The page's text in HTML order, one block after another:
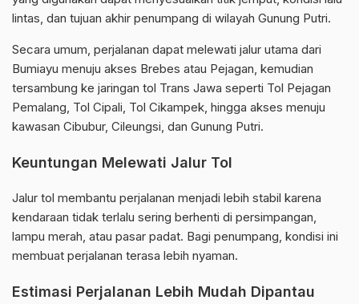
lintas, dan tujuan akhir penumpang di wilayah Gunung Putri.
Secara umum, perjalanan dapat melewati jalur utama dari
Bumiayu menuju akses Brebes atau Pejagan, kemudian
tersambung ke jaringan tol Trans Jawa seperti Tol Pejagan
Pemalang, Tol Cipali, Tol Cikampek, hingga akses menuju
kawasan Cibubur, Cileungsi, dan Gunung Putri.
Keuntungan Melewati Jalur Tol
Jalur tol membantu perjalanan menjadi lebih stabil karena
kendaraan tidak terlalu sering berhenti di persimpangan,
lampu merah, atau pasar padat. Bagi penumpang, kondisi ini
membuat perjalanan terasa lebih nyaman.
Estimasi Perjalanan Lebih Mudah Dipantau